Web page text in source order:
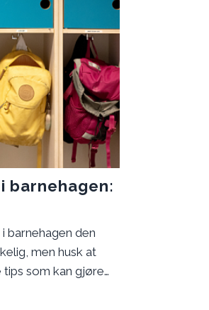
barnehagen:
barnehagen den
men husk at
som kan gjøre